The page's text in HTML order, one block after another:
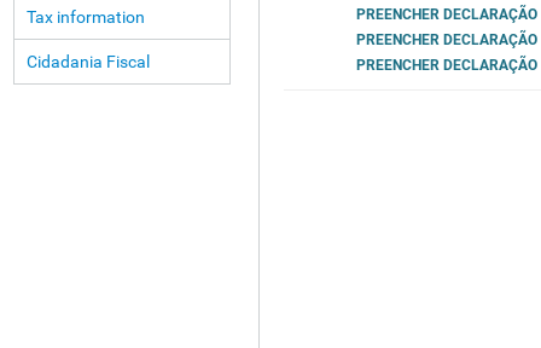
Tax information
Cidadania Fiscal
PREENCHER DECLARAÇÃO
PREENCHER DECLARAÇÃO
PREENCHER